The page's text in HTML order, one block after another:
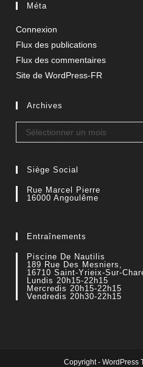
Méta
Connexion
Flux des publications
Flux des commentaires
Site de WordPress-FR
Archives
Archives
Sélectionner un mois
Siège Social
Rue Marcel Pierre
16000 Angoulême
Entraînements
Piscine De Nautilis
189 Rue Des Mesniers,
16710 Saint-Yrieix-Sur-
Lundis 20h15-22h15
Mercredis 20h15-22h15
Vendredis 20h30-22h15
Copyright - WordPress